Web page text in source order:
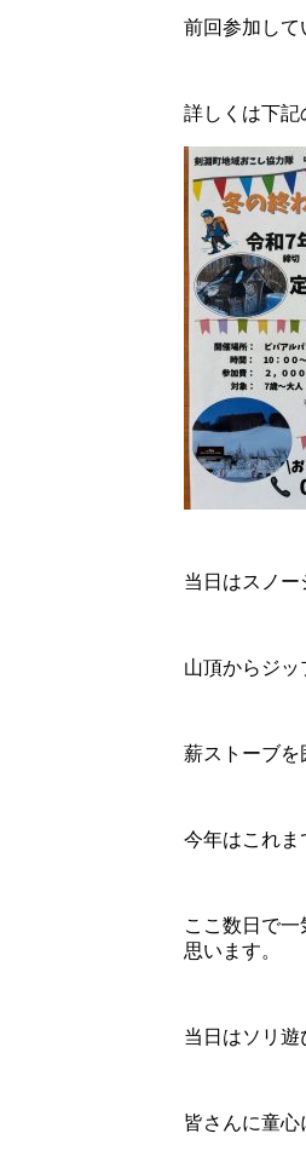
前回参加して
詳しくは下記
当日はスノー
山頂からジ
薪ストーブを
今年はこれま
ここ数日で
思います。
当日はソリ遊
皆さんに童